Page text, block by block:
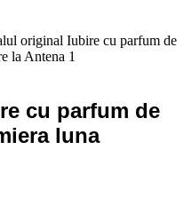
original Iubire cu parfum de
la Antena 1
cu parfum de
luna